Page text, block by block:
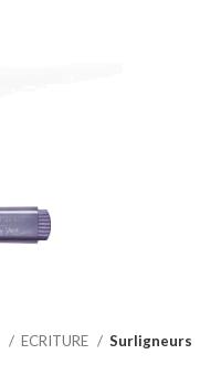
ECRITURE Surligneurs